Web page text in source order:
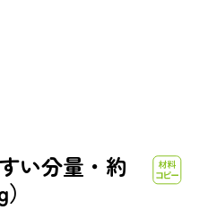
い分量・約